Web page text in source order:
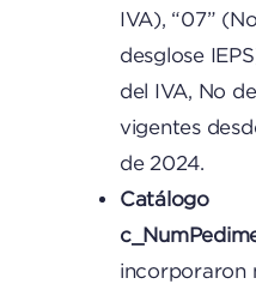
IVA), “07”
desglose
del IVA, No
vigentes
de 2024. ​
Catálogo
incorporaron